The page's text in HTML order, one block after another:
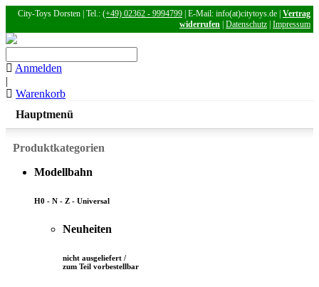
City-Toys Dorsten | Tel.: (+49) 02362 - 9994799 | E-Mail: info(at)citytoys.de | Vertrag
widerrufen Datenschutz Impressum
Anmelden
|
Warenkorb
Hauptmenü
Produktkategorien
Modellbahn
H0 - N - Z - Universal
Neuheiten
nicht ausgeliefert /
zum Teil vorbestellbar